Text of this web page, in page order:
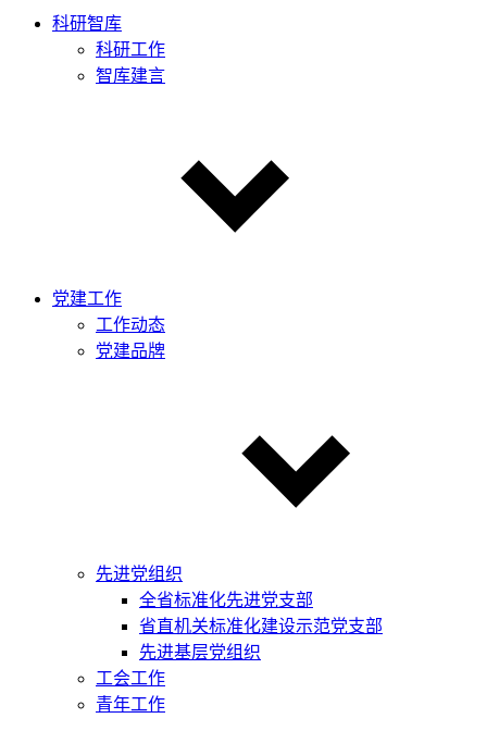
科研智库
科研工作
智库建言
党建工作
工作动态
党建品牌
先进党组织
全省标准化先进党支部
省直机关标准化建设示范党支部
先进基层党组织
工会工作
青年工作